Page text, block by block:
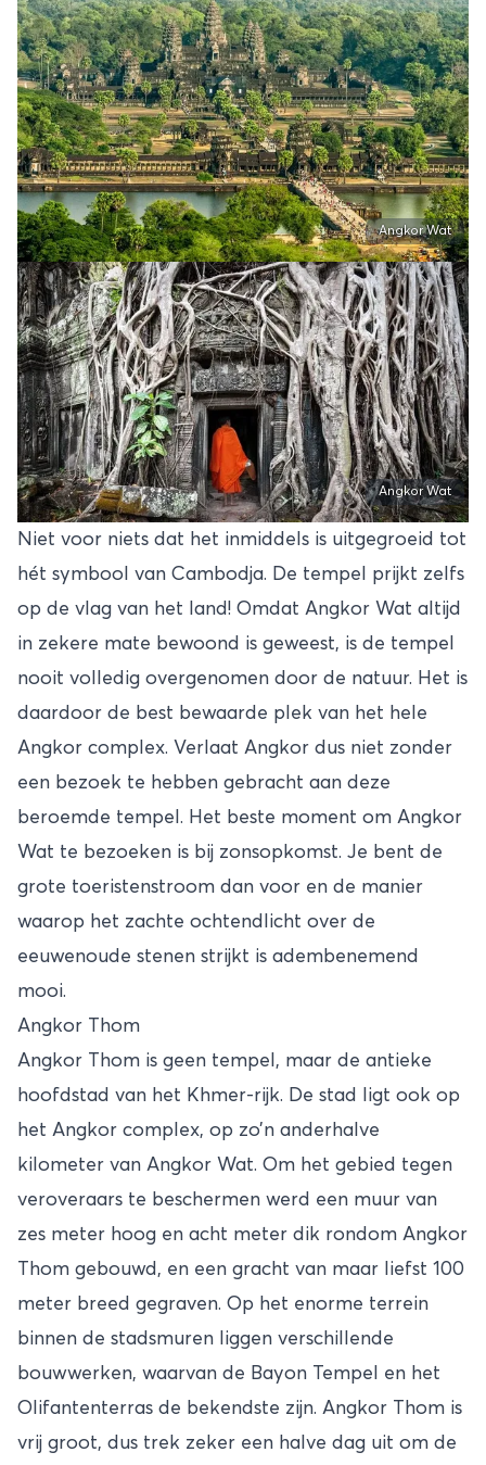
Angkor Wat
Angkor Wat
Niet voor niets dat het inmiddels is uitgegroeid tot
hét symbool van Cambodja. De tempel prijkt zelfs
op de vlag van het land! Omdat Angkor Wat altijd
in zekere mate bewoond is geweest, is de tempel
nooit volledig overgenomen door de natuur. Het is
daardoor de best bewaarde plek van het hele
Angkor complex. Verlaat Angkor dus niet zonder
een bezoek te hebben gebracht aan deze
beroemde tempel. Het beste moment om Angkor
Wat te bezoeken is bij zonsopkomst. Je bent de
grote toeristenstroom dan voor en de manier
waarop het zachte ochtendlicht over de
eeuwenoude stenen strijkt is adembenemend
mooi.
Angkor Thom
Angkor Thom is geen tempel, maar de antieke
hoofdstad van het Khmer-rijk. De stad ligt ook op
het Angkor complex, op zo’n anderhalve
kilometer van Angkor Wat. Om het gebied tegen
veroveraars te beschermen werd een muur van
zes meter hoog en acht meter dik rondom Angkor
Thom gebouwd, en een gracht van maar liefst 100
meter breed gegraven. Op het enorme terrein
binnen de stadsmuren liggen verschillende
bouwwerken, waarvan de Bayon Tempel en het
Olifantenterras de bekendste zijn. Angkor Thom is
vrij groot, dus trek zeker een halve dag uit om de